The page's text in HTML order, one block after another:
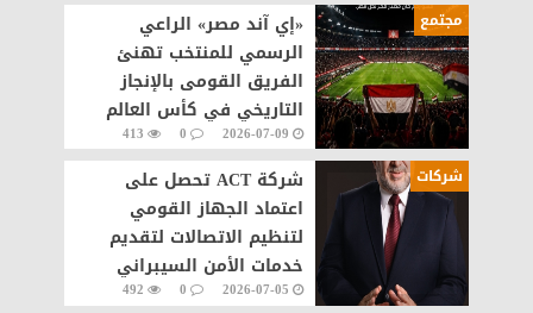
مجتمع
«إي آند مصر» الراعي
الرسمي للمنتخب تهنئ
الفريق القومى بالإنجاز
التاريخي في كأس العالم
2026-07-09
0
413
شركات
شركة ACT تحصل على
اعتماد الجهاز القومي
لتنظيم الاتصالات لتقديم
خدمات الأمن السيبراني
مصر2026-07-05
0
492